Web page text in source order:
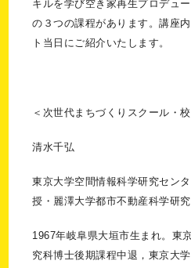
キルを学び空き家再生プロデュ
の３つの課程があります。講座
ト当日にご紹介いたします。
＜次世代まちづくりスクール・
清水千弘
東京大学空間情報科学研究セン
授・麗澤大学都市不動産科学研
1967年岐阜県大垣市生まれ。東
究科博士後期課程中退，東京大